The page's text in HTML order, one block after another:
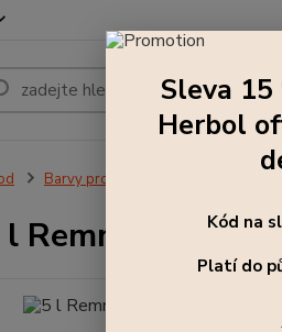
Barvy pro exteriér 5 l
l Remmers
Sleva
Herbol
Kód na
Platí do